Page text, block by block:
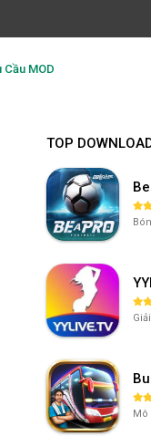
Cầu MOD
TOP
Mô